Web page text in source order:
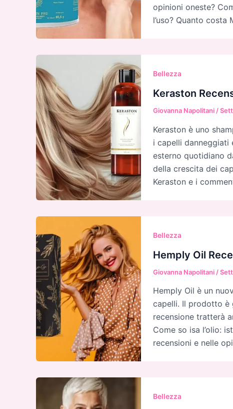
opinioni oneste?
l’uso? Quanto costa
Bellezza
Keraston
Giovanna Napolitani /
Keraston è uno
i capelli danneggiati
esterno quotidiano
della crescita dei
Keraston e i
Bellezza
Hemply Oil
Giovanna Napolitani /
Hemply Oil è un
capelli. Il prodotto è
recensione tratterà
Come so isa l’olio:
recensioni e nelle
Bellezza